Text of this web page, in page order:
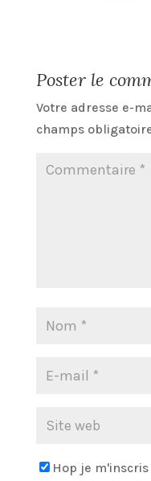
Poster le
Votre adresse e-
champs
Hop je